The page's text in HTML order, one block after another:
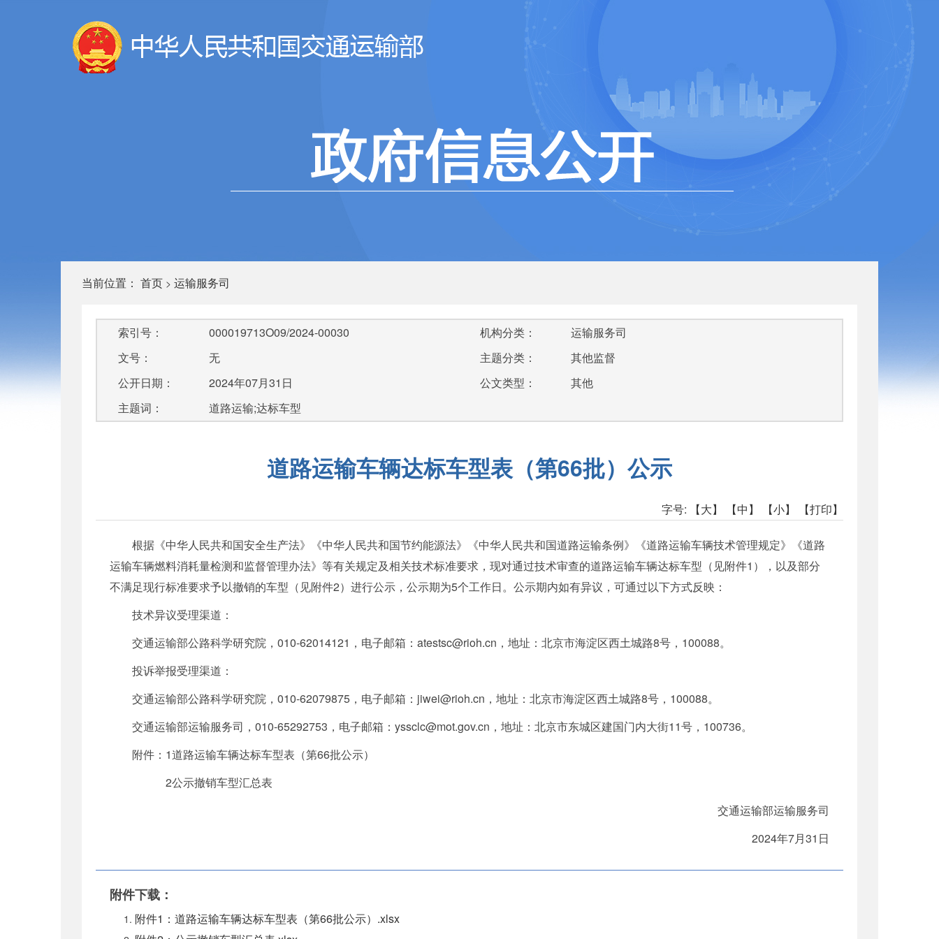
当前位置： 首页 > 运输服务司
索引号：
000019713O09/2024-00030
文号：
无
公开日期：
2024年07月31日
主题词：
道路运输;达标车型
机构分类：
运输服务司
主题分类：
其他监督
公文类型：
其他
道路运输车辆达标车型表（第66批）公示
字号: 【大】 【中】 【小】 【打印】
根据《中华人民共和国安全生产法》《中华人民共和国节约能源法》《中华人民共和国道路运输条例》《道路运输车辆技术管理规定》《道路
运输车辆燃料消耗量检测和监督管理办法》等有关规定及相关技术标准要求，现对通过技术审查的道路运输车辆达标车型（见附件1），以及部分
不满足现行标准要求予以撤销的车型（见附件2）进行公示，公示期为5个工作日。公示期内如有异议，可通过以下方式反映：
技术异议受理渠道：
交通运输部公路科学研究院，010-62014121，电子邮箱：atestsc@rioh.cn，地址：北京市海淀区西土城路8号，100088。
投诉举报受理渠道：
交通运输部公路科学研究院，010-62079875，电子邮箱：jiwei@rioh.cn，地址：北京市海淀区西土城路8号，100088。
交通运输部运输服务司，010-65292753，电子邮箱：yssclc@mot.gov.cn，地址：北京市东城区建国门内大街11号，100736。
附件：1道路运输车辆达标车型表（第66批公示）
2公示撤销车型汇总表
交通运输部运输服务司
2024年7月31日
附件下载：
附件1：道路运输车辆达标车型表（第66批公示）.xlsx